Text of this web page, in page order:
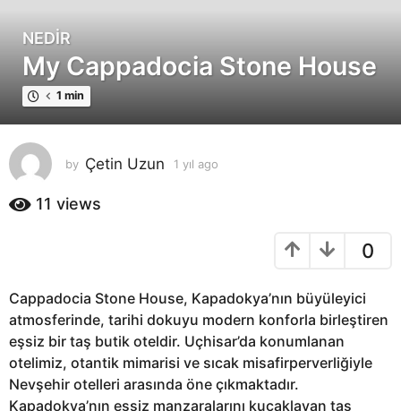
1
y
ı
l
a
g
o
y
g
o
NEDIR
My Cappadocia Stone House
1 min
by Çetin Uzun 1 yıl ago
11 views
0
Cappadocia Stone House, Kapadokya’nın büyüleyici
atmosferinde, tarihi dokuyu modern konforla birleştiren
eşsiz bir taş butik oteldir. Uçhisar’da konumlanan
otelimiz, otantik mimarisi ve sıcak misafirperverliğiyle
Nevşehir otelleri arasında öne çıkmaktadır.
Kapadokya’nın eşsiz manzaralarını kucaklayan taş